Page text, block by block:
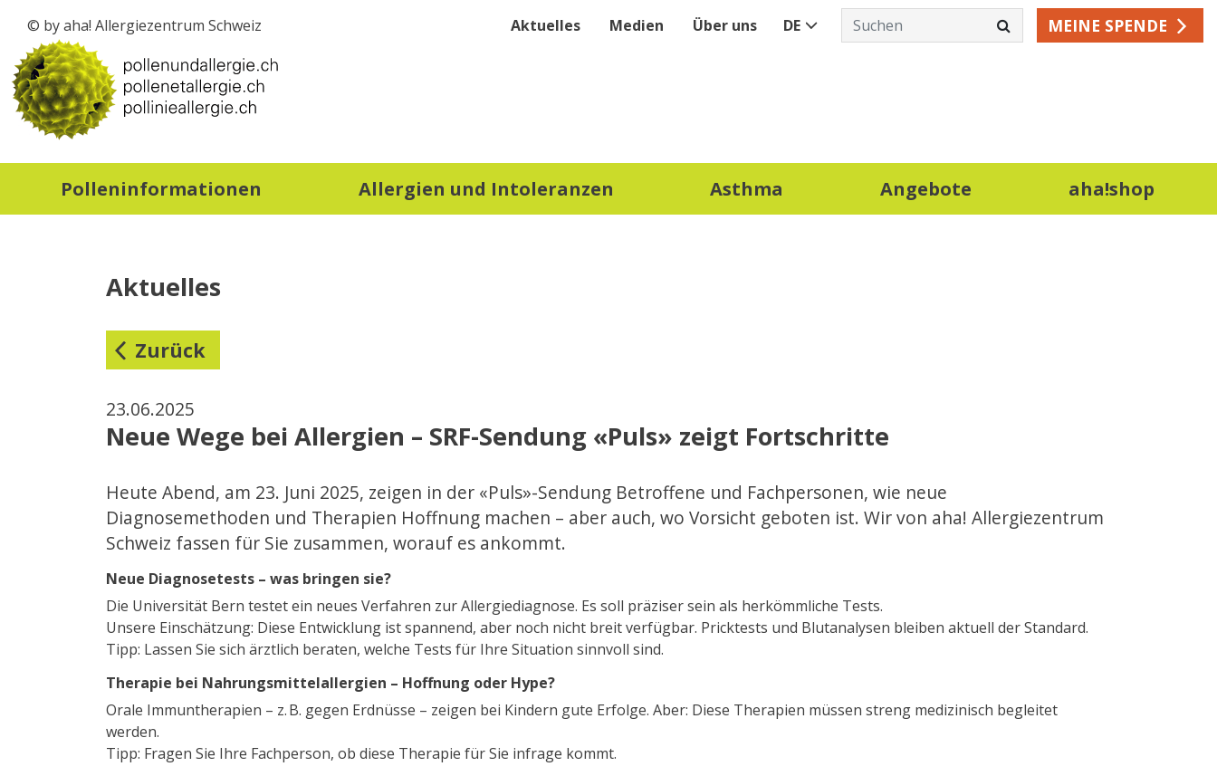
© by aha! Allergiezentrum Schweiz Aktuelles Medien Über uns DE MEINE SPENDE
zur Startseite
Polleninformationen Allergien und Intoleranzen Asthma Angebote aha!shop
Aktuelles
Zurück
23.06.2025
Neue Wege bei Allergien – SRF-Sendung «Puls» zeigt Fortschritte
Heute Abend, am 23. Juni 2025, zeigen in der «Puls»-Sendung Betroffene und Fachpersonen, wie neue
Diagnosemethoden und Therapien Hoffnung machen – aber auch, wo Vorsicht geboten ist. Wir von aha! Allergiezentrum
Schweiz fassen für Sie zusammen, worauf es ankommt.
Neue Diagnosetests – was bringen sie?
Die Universität Bern testet ein neues Verfahren zur Allergiediagnose. Es soll präziser sein als herkömmliche Tests.
Unsere Einschätzung: Diese Entwicklung ist spannend, aber noch nicht breit verfügbar. Pricktests und Blutanalysen bleiben aktuell der Standard.
Tipp: Lassen Sie sich ärztlich beraten, welche Tests für Ihre Situation sinnvoll sind.
Therapie bei Nahrungsmittelallergien – Hoffnung oder Hype?
Orale Immuntherapien – z. B. gegen Erdnüsse – zeigen bei Kindern gute Erfolge. Aber: Diese Therapien müssen streng medizinisch begleitet
werden.
Tipp: Fragen Sie Ihre Fachperson, ob diese Therapie für Sie infrage kommt.